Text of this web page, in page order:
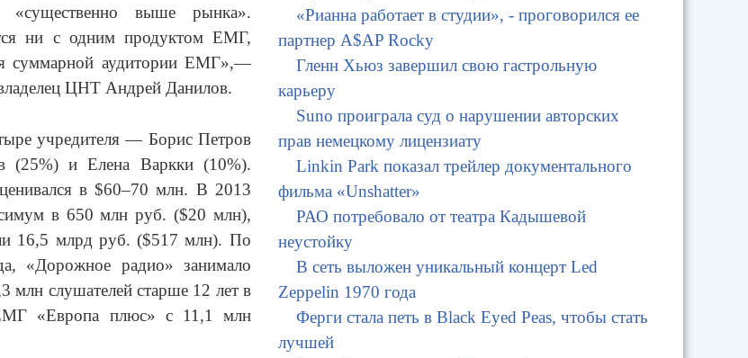
«существенно выше рынка».
ни с одним продуктом ЕМГ,
суммарной аудитории ЕМГ»,—
ЦНТ Андрей Данилов.
учредителя — Борис Петров
(25%) и Елена Варкки (10%).
в $60–70 млн. В 2013
в 650 млн руб. ($20 млн),
16,5 млрд руб. ($517 млн). По
«Дорожное радио» занимало
млн слушателей старше 12 лет в
«Европа плюс» с 11,1 млн
«Рианна работает в студии», - проговорился ее
партнер A$AP Rocky
Гленн Хьюз завершил свою гастрольную
карьеру
Suno проиграла суд о нарушении авторских
прав немецкому лицензиату
Linkin Park показал трейлер документального
фильма «Unshatter»
РАО потребовало от театра Кадышевой
неустойку
В сеть выложен уникальный концерт Led
Zeppelin 1970 года
Ферги стала петь в Black Eyed Peas, чтобы стать
лучшей